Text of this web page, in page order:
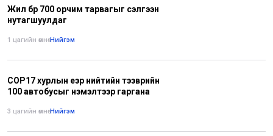
Жил бүр 700 орчим тарвагыг сэлгээн
нутагшуулдаг
1 цагийн өмнө•Нийгэм
СОР17 хурлын үеэр нийтийн тээврийн
100 автобусыг нэмэлтээр гаргана
3 цагийн өмнө•Нийгэм